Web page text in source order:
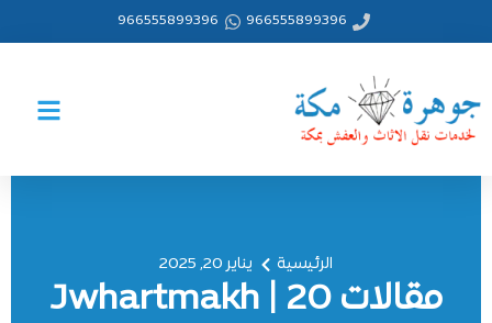
966555899396
966555899396
الرئيسية يناير 20, 2025
مقالات Jwhartmakh | 20